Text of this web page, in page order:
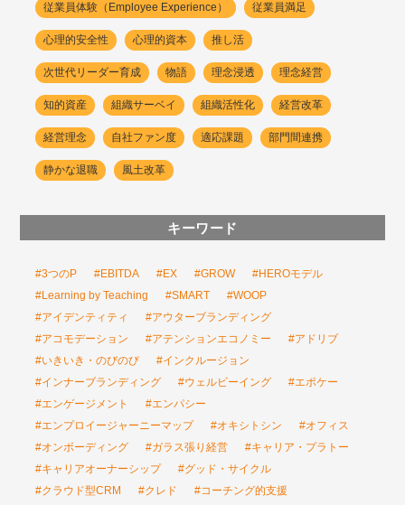
従業員体験（Employee Experience） 従業員満足
心理的安全性 心理的資本 推し活
次世代リーダー育成 物語 理念浸透 理念経営
知的資産 組織サーベイ 組織活性化 経営改革
経営理念 自社ファン度 適応課題 部門間連携
静かな退職 風土改革
キーワード
#3つのP #EBITDA #EX #GROW
#HEROモデル
#Learning by Teaching
#SMART
#WOOP
#アイデンティティ
#アウターブランディング
#アコモデーション
#アテンションエコノミー
#アドリブ
#いきいき・のびのび
#インクルージョン
#インナーブランディング
#ウェルビーイング
#エポケー
#エンゲージメント
#エンパシー
#エンプロイージャーニーマップ
#オキシトシン
#オフィス
#オンボーディング
#ガラス張り経営
#キャリア・プラトー
#キャリアオーナーシップ
#グッド・サイクル
#クラウド型CRM
#クレド
#コーチング的支援